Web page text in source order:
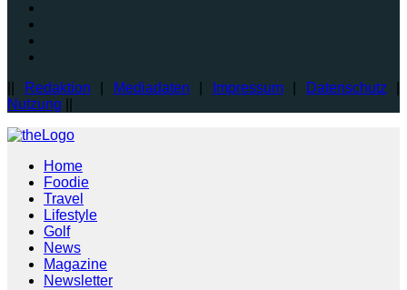
Redaktion Mediadaten Impressum| Datenschutz
Nutzung
Home
Foodie
Travel
Lifestyle
Golf
News
Magazine
Newsletter